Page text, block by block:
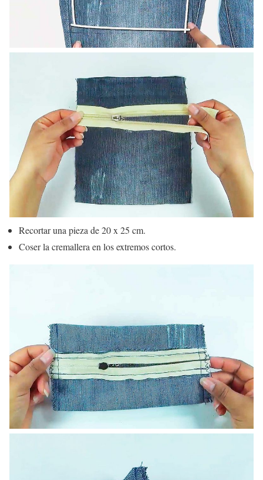
Recortar una pieza de 20 x 25 cm.
Coser la cremallera en los extremos cortos.